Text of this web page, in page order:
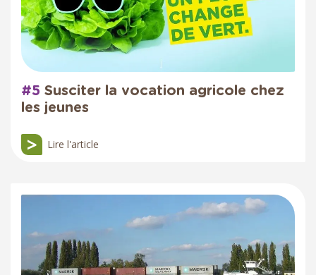
#5 Susciter la vocation agricole chez
les jeunes
Lire l'article